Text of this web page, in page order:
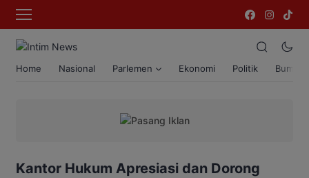
Home Nasional Parlemen Ekonomi Politik Bumi
Kantor Hukum Apresiasi dan Dorong